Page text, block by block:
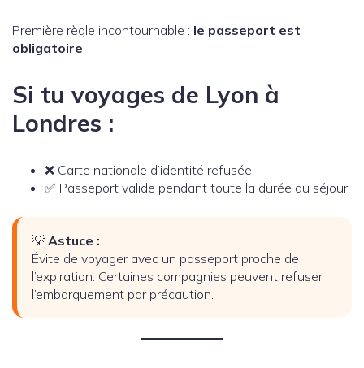
Première règle incontournable : le passeport est
obligatoire.
Si tu voyages de Lyon à
Londres :
❌ Carte nationale d’identité refusée
✅ Passeport valide pendant toute la durée du séjour
💡 Astuce :
Évite de voyager avec un passeport proche de
l’expiration. Certaines compagnies peuvent refuser
l’embarquement par précaution.